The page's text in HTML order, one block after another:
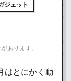
ジェット
あります。
はとにかく動